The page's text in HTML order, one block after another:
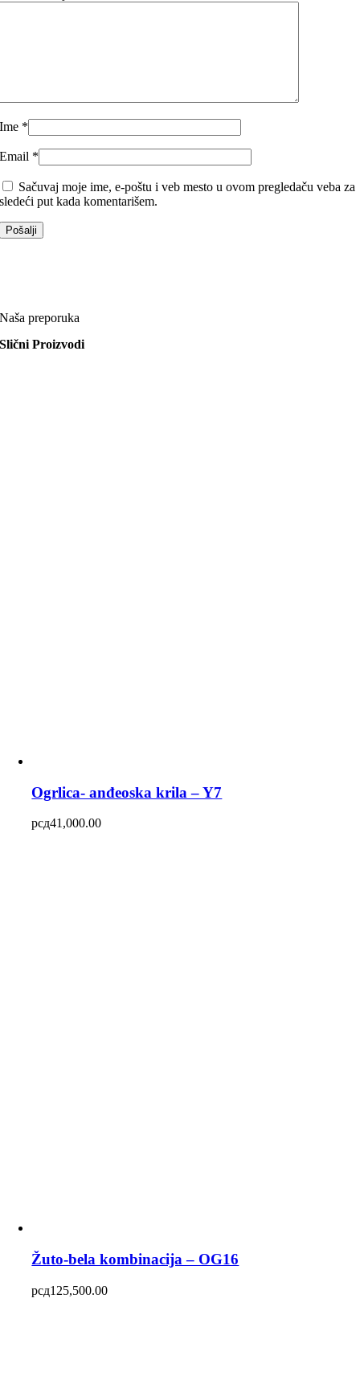
Ime *
Email *
Sačuvaj moje ime, e-poštu i veb mesto u ovom pregledaču veba za
sledeći put kada komentarišem.
Naša preporuka
Slični Proizvodi
Ogrlica- anđeoska krila – Y7
рсд41,000.00
Žuto-bela kombinacija – OG16
рсд125,500.00